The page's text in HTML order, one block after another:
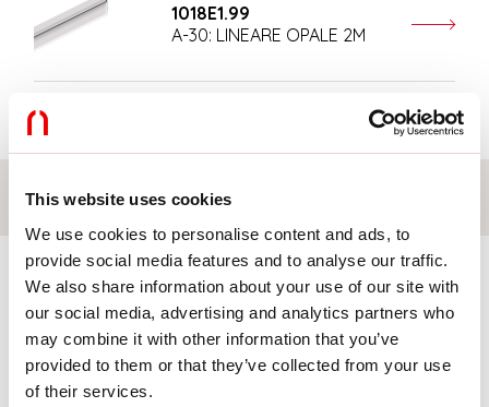
This website uses cookies
We use cookies to personalise content and ads, to
provide social media features and to analyse our traffic.
We also share information about your use of our site with
our social media, advertising and analytics partners who
may combine it with other information that you’ve
provided to them or that they’ve collected from your use
of their services.
1018E1.99
A-30: LINEARE OPALE 2M
Accessori
Accessori di completamento
1018E2.99
A-30: COPPIA TESTATE
CARTONGESSO
Apparecchi compatibili